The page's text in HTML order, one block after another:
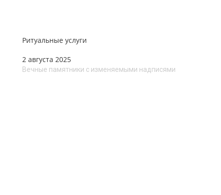
Ритуальные услуги
2 августа 2025
Вечные памятники с изменяемыми надписями